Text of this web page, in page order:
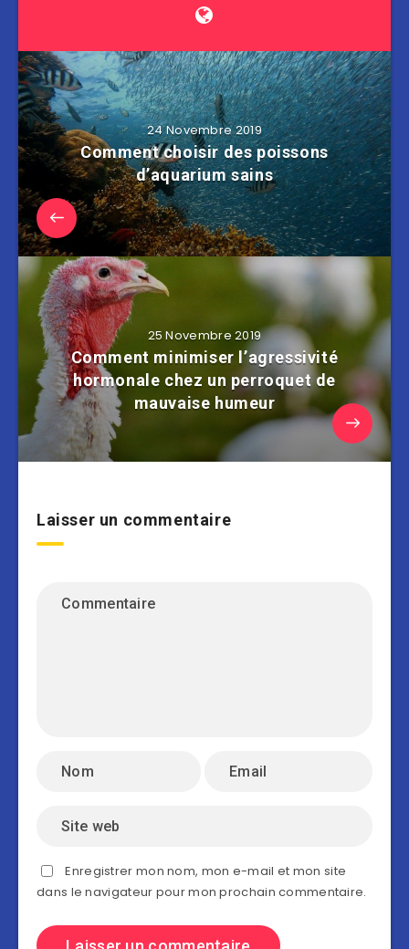
24 Novembre 2019
Comment choisir des poissons
d’aquarium sains
25 Novembre 2019
Comment minimiser l’agressivité
hormonale chez un perroquet de
mauvaise humeur
Laisser un commentaire
Enregistrer mon nom, mon e-mail et mon site
dans le navigateur pour mon prochain commentaire.